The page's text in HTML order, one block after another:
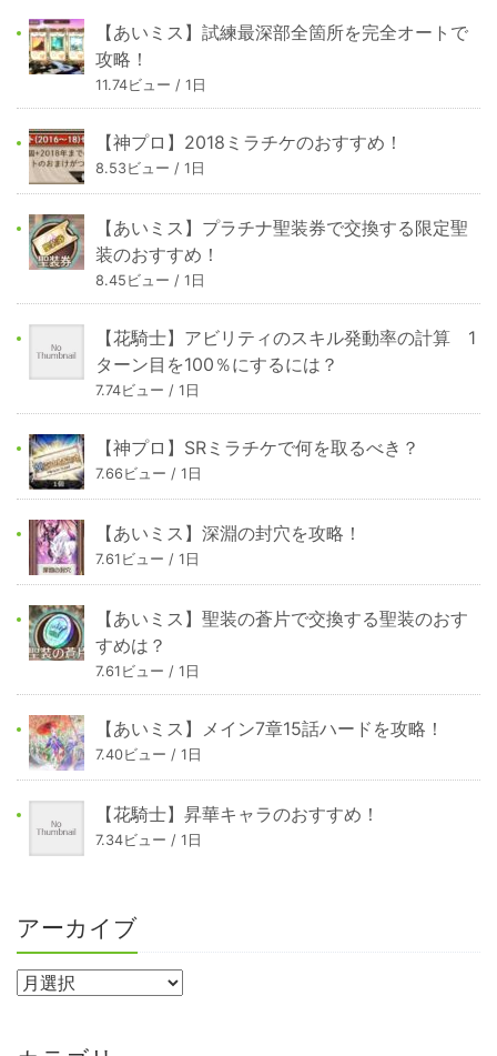
【あいミス】試練最深部全箇所を完全オートで
攻略！
11.74ビュー / 1日
【神プロ】2018ミラチケのおすすめ！
8.53ビュー / 1日
【あいミス】プラチナ聖装券で交換する限定聖
装のおすすめ！
8.45ビュー / 1日
【花騎士】アビリティのスキル発動率の計算 1
ターン目を100％にするには？
7.74ビュー / 1日
【神プロ】SRミラチケで何を取るべき？
7.66ビュー / 1日
【あいミス】深淵の封穴を攻略！
7.61ビュー / 1日
【あいミス】聖装の蒼片で交換する聖装のおす
すめは？
7.61ビュー / 1日
【あいミス】メイン7章15話ハードを攻略！
7.40ビュー / 1日
【花騎士】昇華キャラのおすすめ！
7.34ビュー / 1日
アーカイブ